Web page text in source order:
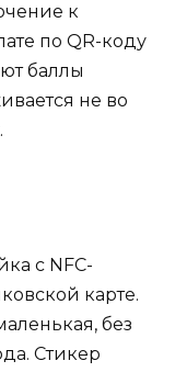
к
по QR-коду
баллы
не во
с NFC-
карте.
без
Стикер